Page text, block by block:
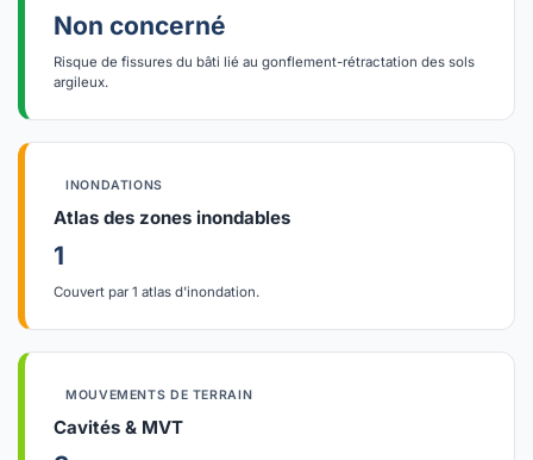
Non concerné
Risque de fissures du bâti lié au gonflement-rétractation des sols
argileux.
INONDATIONS
Atlas des zones inondables
1
Couvert par 1 atlas d'inondation.
MOUVEMENTS DE TERRAIN
Cavités & MVT